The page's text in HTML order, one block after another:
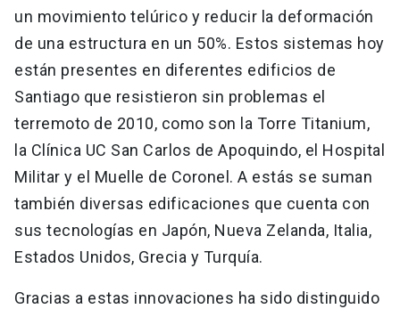
un movimiento telúrico y reducir la deformación
de una estructura en un 50%. Estos sistemas hoy
están presentes en diferentes edificios de
Santiago que resistieron sin problemas el
terremoto de 2010, como son la Torre Titanium,
la Clínica UC San Carlos de Apoquindo, el Hospital
Militar y el Muelle de Coronel. A estás se suman
también diversas edificaciones que cuenta con
sus tecnologías en Japón, Nueva Zelanda, Italia,
Estados Unidos, Grecia y Turquía.
Gracias a estas innovaciones ha sido distinguido